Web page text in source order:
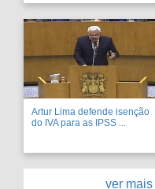
Artur Lima defende isenção
do IVA para as IPSS ...
ver